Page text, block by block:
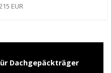
EUR
Dachgepäckträger